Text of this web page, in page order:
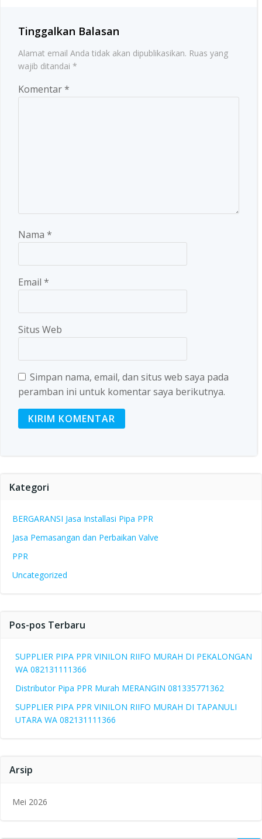
Tinggalkan Balasan
Alamat email Anda tidak akan dipublikasikan. Ruas yang
wajib ditandai *
Komentar*
Nama *
Email *
Situs Web
Simpan nama, email, dan situs web saya pada
peramban ini untuk komentar saya berikutnya.
Kategori
BERGARANSI Jasa Installasi Pipa PPR
Jasa Pemasangan dan Perbaikan Valve
PPR
Uncategorized
Pos-pos Terbaru
SUPPLIER PIPA PPR VINILON RIIFO MURAH DI PEKALONGAN
WA 082131111366
Distributor Pipa PPR Murah MERANGIN 081335771362
SUPPLIER PIPA PPR VINILON RIIFO MURAH DI TAPANULI
UTARA WA 082131111366
Arsip
Mei 2026